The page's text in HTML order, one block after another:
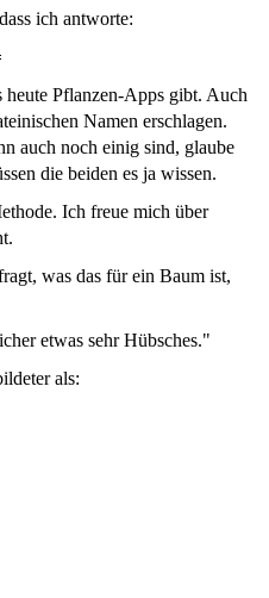
ich antworte:
heute Pflanzen-Apps gibt. Auch
Namen erschlagen.
auch noch einig sind, glaube
die beiden es ja wissen.
Ich freue mich über
was das für ein Baum ist,
etwas sehr Hübsches."
als: